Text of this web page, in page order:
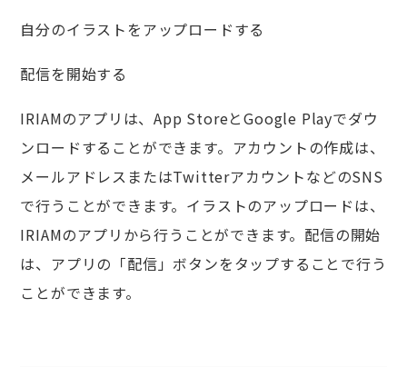
自分のイラストをアップロードする
配信を開始する
IRIAMのアプリは、App StoreとGoogle Playでダウ
ンロードすることができます。アカウントの作成は、
メールアドレスまたはTwitterアカウントなどのSNS
で行うことができます。イラストのアップロードは、
IRIAMのアプリから行うことができます。配信の開始
は、アプリの「配信」ボタンをタップすることで行う
ことができます。